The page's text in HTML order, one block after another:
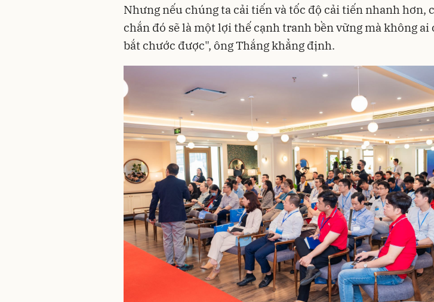
Nhưng nếu chúng ta cải tiến và tốc độ cải tiến nhanh hơn,
chắn đó sẽ là một lợi thế cạnh tranh bền vững mà không ai
bắt chước được", ông Thắng khẳng định.